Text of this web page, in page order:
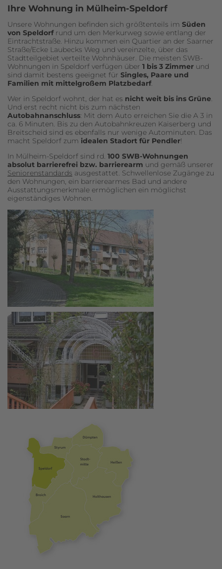
Ihre Wohnung in Mülheim-Speldorf
Unsere Wohnungen befinden sich größtenteils im Süden
von Speldorfrund um den Merkurweg sowie entlang der
Eintrachtstraße. Hinzu kommen ein Quartier an der Saarner
Straße/Ecke Laubecks Weg und vereinzelte, über das
Stadtteilgebiet verteilte Wohnhäuser. Die meisten SWB-
Wohnungen in Speldorf verfügen über 1 bis 3 Zimmer und
sind damit bestens geeignet für Singles, Paare und
Familien mit mittelgroßem Platzbedarf.
Wer in Speldorf wohnt, der hat es nicht weit bis ins Grüne.
Und erst recht nicht bis zum nächsten
Autobahnanschluss: Mit dem Auto erreichen Sie die A 3 in
ca. 6 Minuten. Bis zu den Autobahnkreuzen Kaiserberg und
Breitscheid sind es ebenfalls nur wenige Autominuten. Das
macht Speldorf zum idealen Stadort für Pendler!
In Mülheim-Speldorf sind rd. 100 SWB-Wohnungen
absolut barrierefrei bzw. barrierearm und gemäß unserer
Seniorenstandards ausgestattet. Schwellenlose Zugänge zu
den Wohnungen, ein barrierearmes Bad und andere
Ausstattungsmerkmale ermöglichen ein möglichst
eigenständiges Wohnen.